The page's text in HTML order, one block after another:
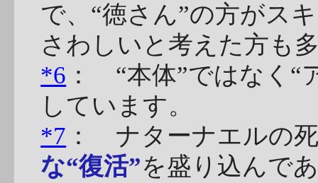
で、“徳さん”の方がス
さわしいと考えた方も
*6 ： “本体”ではなく“
しています。
*7 ： ナターナエルの
な“復活”を盛り込んで